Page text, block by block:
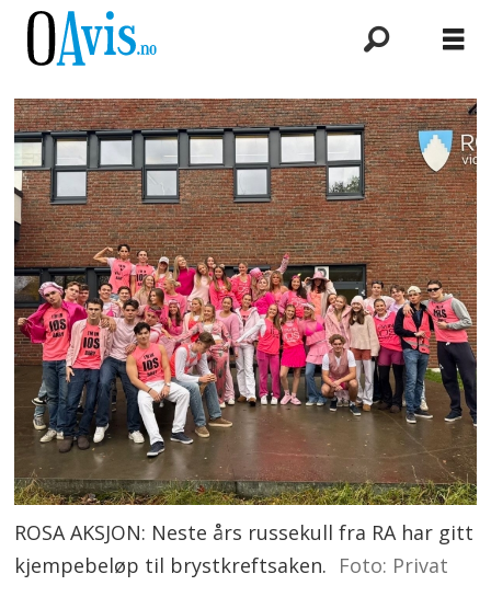
ROSA AKSJON: Neste års russekull fra RA har gitt
kjempebeløp til brystkreftsaken. Foto: Privat